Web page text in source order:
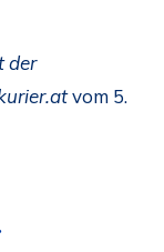
der
vom 5.